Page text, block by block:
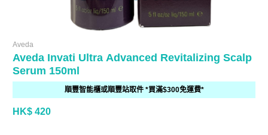
Aveda
Aveda Invati Ultra Advanced Revitalizing Scalp
Serum 150ml
順豐智能櫃或順豐站取件 *買滿$300免運費*
HK$ 420